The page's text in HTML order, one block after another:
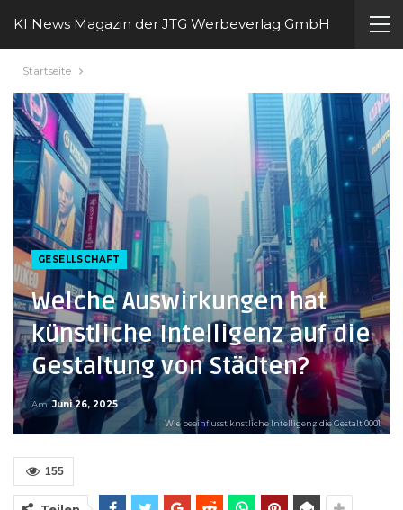
KI News Magazin der JTG Werbeverlag GmbH
Startseite
GESELLSCHAFT
Welche Auswirkungen hat
künstliche Intelligenz auf die
Gestaltung von Städten?
AmJuni 26, 2025
Wie beeinflusst knstliche Intelligenz die Gestalt 0001
155